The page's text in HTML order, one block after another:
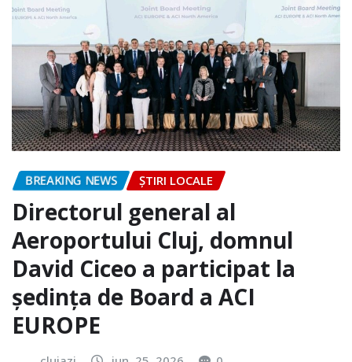
BREAKING NEWS ȘTIRI LOCALE
Directorul general al
Aeroportului Cluj, domnul
David Ciceo a participat la
ședința de Board a ACI
EUROPE